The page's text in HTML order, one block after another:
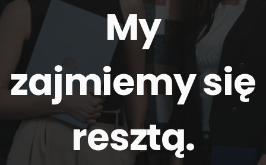
My
zajmiemy się
resztą.